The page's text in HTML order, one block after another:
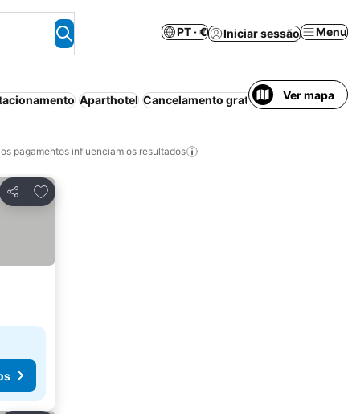
PT · € Iniciar sessão Menu
Aparthotel Cancelamento gratuito Ver mapa
pagamentos influenciam os resultados
Partilhar
Adicionar aos favoritos